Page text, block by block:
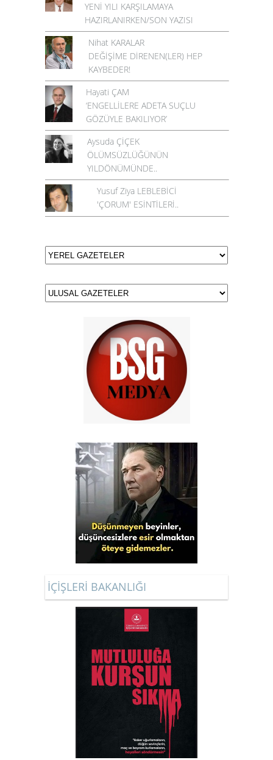
YENİ YILI KARŞILAMAYA
HAZIRLANIRKEN/SON YAZISI
Nihat KARALAR
DEĞİŞİME DİRENEN(LER) HEP
KAYBEDER!
Hayati ÇAM
‘ENGELLİLERE ADETA SUÇLU
GÖZÜYLE BAKILIYOR’
Aysuda ÇİÇEK
ÖLÜMSÜZLÜĞÜNÜN
YILDÖNÜMÜNDE..
Yusuf Ziya LEBLEBİCİ
'ÇORUM' ESİNTİLERİ..
İÇİŞLERİ BAKANLIĞI